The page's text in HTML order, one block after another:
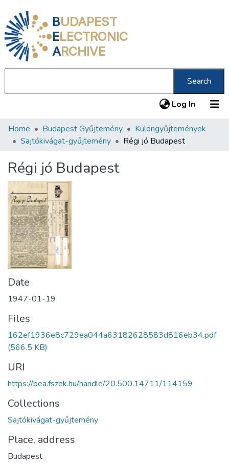
BUDAPEST
ELECTRONIC
ARCHIVE
Search
Log In (current)
Communities & Collections
Statistics
About us
Home Budapest Gyűjtemény
Különgyűjtemények
Sajtókivágat-gyűjtemény
Régi jó Budapest
Régi jó Budapest
Date
1947-01-19
Files
162ef1936e8c729ea044a63182628583d816eb34.pdf
(566.5 KB)
URI
https://bea.fszek.hu/handle/20.500.14711/114159
Collections
Sajtókivágat-gyűjtemény
Place, address
Budapest